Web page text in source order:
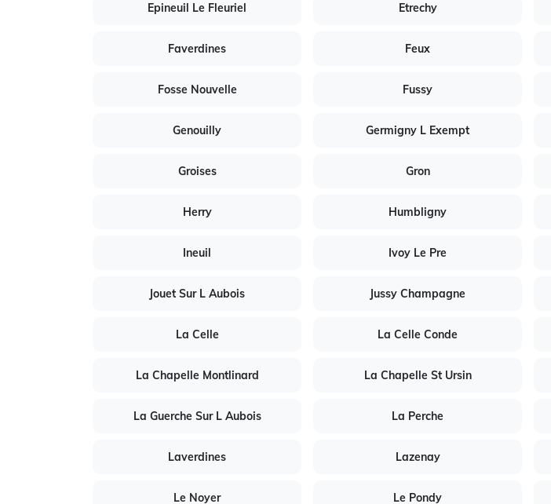
Epineuil Le Fleuriel Etrechy
Faverdines Feux
Fosse Nouvelle Fussy
Genouilly Germigny L Exempt
Groises Gron
Herry Humbligny
Ineuil Ivoy Le Pre
Jouet Sur L Aubois Jussy Champagne
La Celle La Celle Conde
La Chapelle Montlinard La Chapelle St Ursin
La Guerche Sur L Aubois La Perche
Laverdines Lazenay
Le Noyer Le Pondy